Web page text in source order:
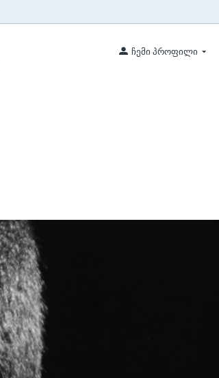
ჩემი პროფილი